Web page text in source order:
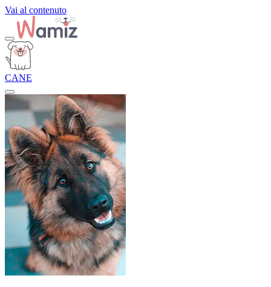
Vai al contenuto
CANE